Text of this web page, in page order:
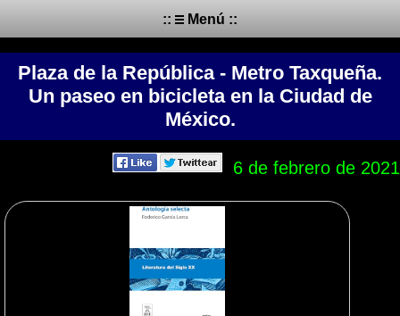
:: Menú ::
Plaza de la República - Metro Taxqueña.
Un paseo en bicicleta en la Ciudad de
México.
6 de febrero de 2021